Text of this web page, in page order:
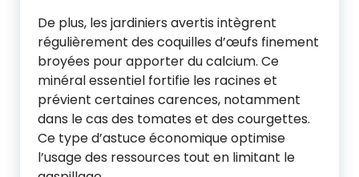
De plus, les jardiniers avertis intègrent
régulièrement des coquilles d’œufs finement
broyées pour apporter du calcium. Ce
minéral essentiel fortifie les racines et
prévient certaines carences, notamment
dans le cas des tomates et des courgettes.
Ce type d’astuce économique optimise
l’usage des ressources tout en limitant le